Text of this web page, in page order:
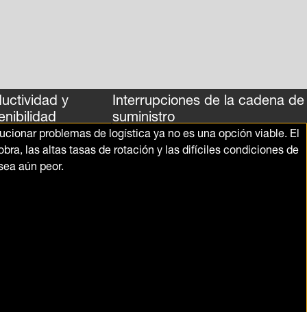
y Interrupciones de la cadena de
suministro
problemas de logística ya no es una opción viable. El
las altas tasas de rotación y las difíciles condiciones de
aún peor.